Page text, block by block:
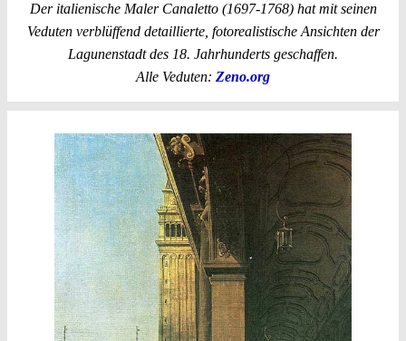
Der italienische Maler Canaletto (1697-1768) hat mit seinen
Veduten verblüffend detaillierte, fotorealistische Ansichten der
Lagunenstadt des 18. Jahrhunderts geschaffen.
Alle Veduten: Zeno.org